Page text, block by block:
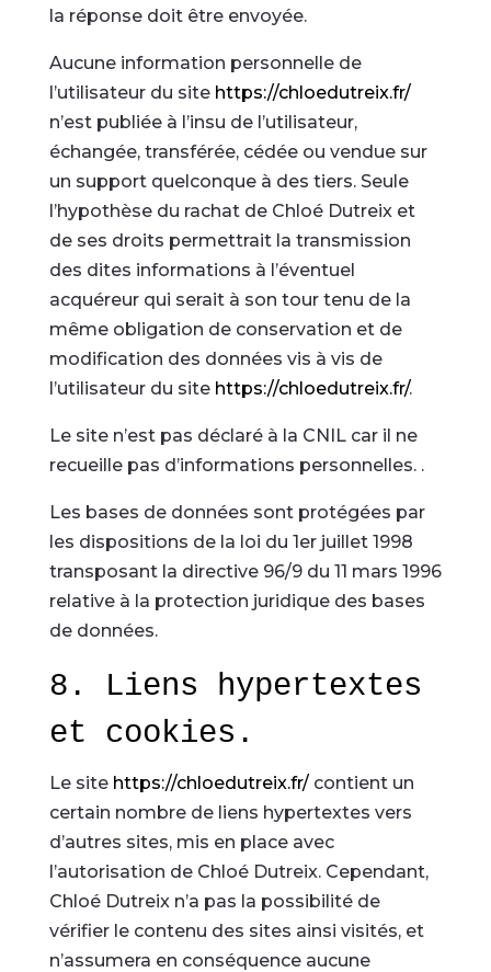
la réponse doit être envoyée.
Aucune information personnelle de
l’utilisateur du site https://chloedutreix.fr/
n’est publiée à l’insu de l’utilisateur,
échangée, transférée, cédée ou vendue sur
un support quelconque à des tiers. Seule
l’hypothèse du rachat de Chloé Dutreix et
de ses droits permettrait la transmission
des dites informations à l’éventuel
acquéreur qui serait à son tour tenu de la
même obligation de conservation et de
modification des données vis à vis de
l’utilisateur du site https://chloedutreix.fr/.
Le site n’est pas déclaré à la CNIL car il ne
recueille pas d’informations personnelles. .
Les bases de données sont protégées par
les dispositions de la loi du 1er juillet 1998
transposant la directive 96/9 du 11 mars 1996
relative à la protection juridique des bases
de données.
8. Liens hypertextes
et cookies.
Le site https://chloedutreix.fr/contient un
certain nombre de liens hypertextes vers
d’autres sites, mis en place avec
l’autorisation de Chloé Dutreix. Cependant,
Chloé Dutreix n’a pas la possibilité de
vérifier le contenu des sites ainsi visités, et
n’assumera en conséquence aucune